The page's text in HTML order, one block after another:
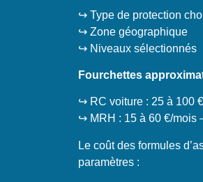
↪️ Type de protection
↪️ Zone géographique
↪️ Niveaux sélectionnés
Fourchettes
↪️ RC voiture : 25 à 100
↪️ MRH : 15 à 60 €/mois
Le coût des formules
paramètres :